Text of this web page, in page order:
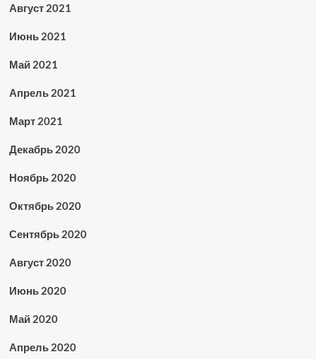
Август 2021
Июнь 2021
Май 2021
Апрель 2021
Март 2021
Декабрь 2020
Ноябрь 2020
Октябрь 2020
Сентябрь 2020
Август 2020
Июнь 2020
Май 2020
Апрель 2020